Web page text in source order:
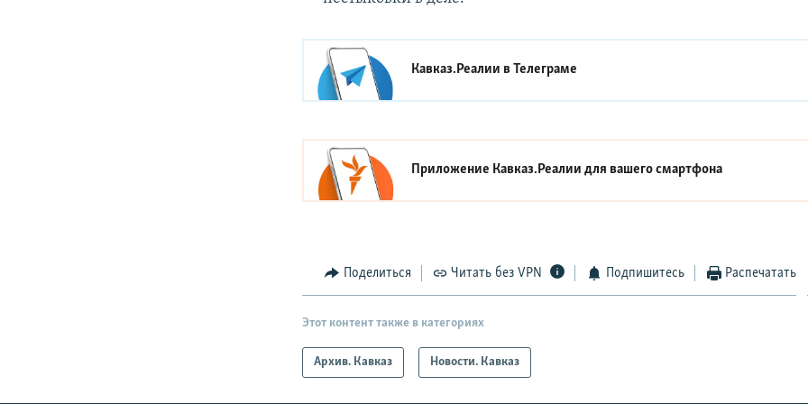
Кавказ.Реалии вТелеграме
Приложение Кавказ.Реалии для вашего смартфона
Поделиться Читать без VPN Подпишитесь Распечатать
Этот контент также в категориях
Архив. Кавказ Новости. Кавказ